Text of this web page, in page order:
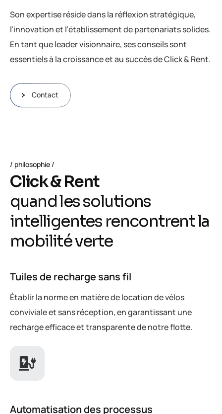
Son expertise réside dans la réflexion stratégique,
l’innovation et l’établissement de partenariats solides.
En tant que leader visionnaire, ses conseils sont
essentiels à la croissance et au succès de Click & Rent.
Contact
philosophie
Click& Rent
quandlessolutions
intelligentes rencontrentla
mobilitéverte
Tuiles de recharge sans fil
Établir la norme en matière de location de vélos
conviviale et sans réception, en garantissant une
recharge efficace et transparente de notre flotte.
Automatisation des processus